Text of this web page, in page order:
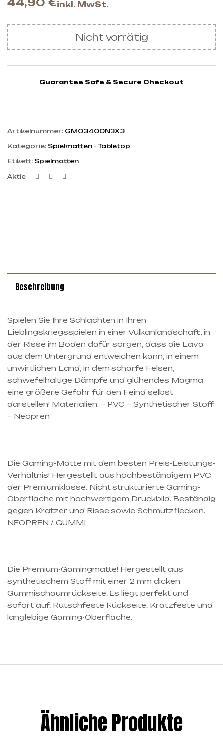
44,90 €inkl. MwSt.
Nicht vorrätig
Guarantee Safe & Secure Checkout
Artikelnummer: GM03400N3X3
Kategorie: Spielmatten - Tabletop
Etikett: Spielmatten
Aktie Facebook
Twitter
Beschreibung
Spielen Sie Ihre Schlachten in Ihren
Lieblingskriegsspielen in einer Vulkanlandschaft, in
der Risse im Boden dafür sorgen, dass die Lava
aus dem Untergrund entweichen kann, in einem
unwirtlichen Land, in dem scharfe Felsen,
schwefelhaltige Dämpfe und glühendes Magma
eine größere Gefahr für den Feind selbst
darstellen! Materialien: – PVC – Synthetischer Stoff
– Neopren
Die Gaming-Matte mit dem besten Preis-Leistungs-
Verhältnis! Hergestellt aus hochbeständigem PVC
der Premiumklasse. Nicht strukturierte Gaming-
Oberfläche mit hochwertigem Druckbild. Beständig
gegen Kratzer und Risse sowie Schmutzflecken.
NEOPREN / GUMMI
Die Premium-Gamingmatte! Hergestellt aus
synthetischem Stoff mit einer 2 mm dicken
Gummischaumrückseite. Es liegt perfekt und
sofort auf. Rutschfeste Rückseite. Kratzfeste und
langlebige Gaming-Oberfläche.
Ähnliche Produkte